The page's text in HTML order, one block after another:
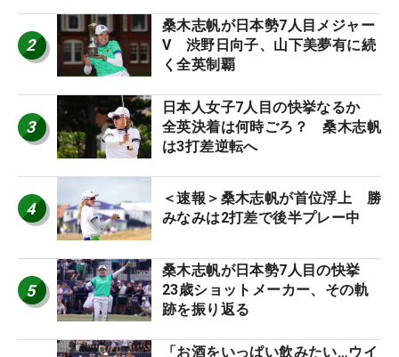
2
桑木志帆が日本勢7人目メジャー
V 渋野日向子、山下美夢有に続
く全英制覇
3
日本人女子7人目の快挙なるか
全英決着は何時ごろ？ 桑木志帆
は3打差逆転へ
4
＜速報＞桑木志帆が首位浮上 勝
みなみは2打差で後半プレー中
5
桑木志帆が日本勢7人目の快挙
23歳ショットメーカー、その軌
跡を振り返る
「お酒をいっぱい飲みたい…ウイ